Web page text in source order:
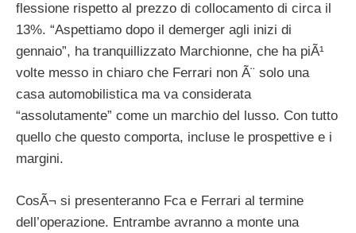
flessione rispetto al prezzo di collocamento di circa il
13%. “Aspettiamo dopo il demerger agli inizi di
gennaio”, ha tranquillizzato Marchionne, che ha piÃ¹
volte messo in chiaro che Ferrari non Ã¨ solo una
casa automobilistica ma va considerata
“assolutamente” come un marchio del lusso. Con tutto
quello che questo comporta, incluse le prospettive e i
margini.
CosÃ¬ si presenteranno Fca e Ferrari al termine
dell’operazione. Entrambe avranno a monte una